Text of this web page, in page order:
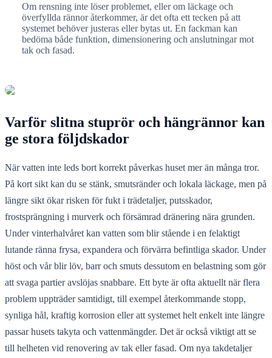
Om rensning inte löser problemet, eller om läckage och
överfyllda rännor återkommer, är det ofta ett tecken på att
systemet behöver justeras eller bytas ut. En fackman kan
bedöma både funktion, dimensionering och anslutningar mot
tak och fasad.
Varför slitna stuprör och hängrännor kan
ge stora följdskador
När vatten inte leds bort korrekt påverkas huset mer än många tror.
På kort sikt kan du se stänk, smutsränder och lokala läckage, men på
längre sikt ökar risken för fukt i trädetaljer, putsskador,
frostsprängning i murverk och försämrad dränering nära grunden.
Under vinterhalvåret kan vatten som blir stående i en felaktigt
lutande ränna frysa, expandera och förvärra befintliga skador. Under
höst och vår blir löv, barr och smuts dessutom en belastning som gör
att svaga partier avslöjas snabbare. Ett byte är ofta aktuellt när flera
problem uppträder samtidigt, till exempel återkommande stopp,
synliga hål, kraftig korrosion eller att systemet helt enkelt inte längre
passar husets takyta och vattenmängder. Det är också viktigt att se
till helheten vid renovering av tak eller fasad. Om nya takdetaljer